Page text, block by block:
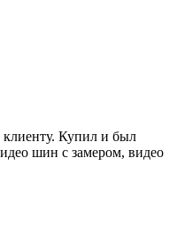
клиенту. Купил и был
шин с замером, видео